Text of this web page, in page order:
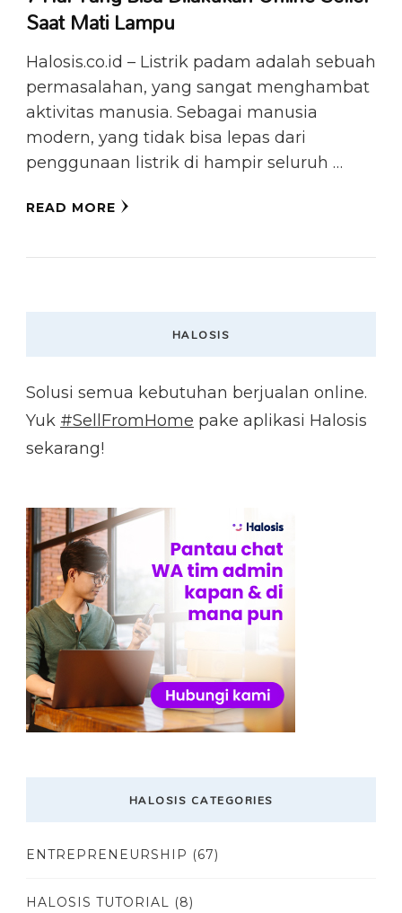
Saat Mati Lampu
Halosis.co.id – Listrik padam adalah sebuah
permasalahan, yang sangat menghambat
aktivitas manusia. Sebagai manusia
modern, yang tidak bisa lepas dari
penggunaan listrik di hampir seluruh …
READ MORE
HALOSIS
Solusi semua kebutuhan berjualan online.
Yuk #SellFromHome pake aplikasi Halosis
sekarang!
HALOSIS CATEGORIES
ENTREPRENEURSHIP (67)
HALOSIS TUTORIAL (8)